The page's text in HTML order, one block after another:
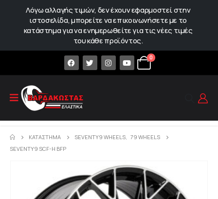
Λόγω αλλαγής τιμών, δεν έχουν εφαρμοστεί στην
ιστοσελίδα, μπορείτε να επικοινωνήσετε με το
κατάστημα για να ενημερωθείτε για τις νέες τιμές
του κάθε προϊόντος.
0
ΚΑΤΆΣΤΗΜΑ SEVENTY9 WHEELS
79 WHEELS
SEVENTY9 SCF-H BFP